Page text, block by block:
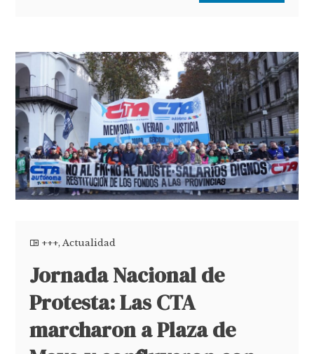
+++,Actualidad
Jornada Nacional de
Protesta: Las CTA
marcharon a Plaza de